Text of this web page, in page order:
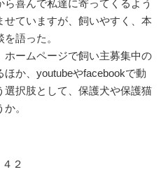
喜んで私達に寄ってくるよう
ていますが、飼いやすく、本
語った。
ームページで飼い主募集中の
か、youtubeやfacebookで動
択肢として、保護犬や保護猫
。
２